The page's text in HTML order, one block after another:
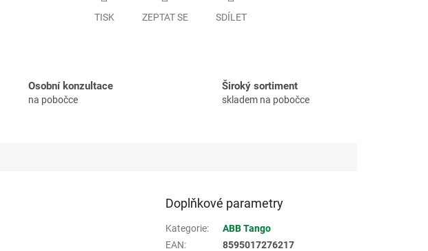
TISK ZEPTAT SE SDÍLET
Osobní konzultace
na pobočce
Široký sortiment
skladem na pobočce
Doplňkové parametry
Kategorie:
ABB Tango
EAN: 8595017276217